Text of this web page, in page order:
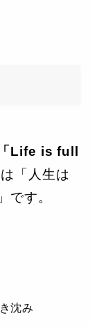
「Life is full
「人生は
です。
沈み